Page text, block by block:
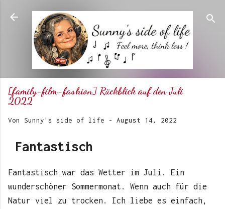
Direkt zum Hauptbereich
[family-film-fashion] Rückblick auf den Juli
2022
Von Sunny's side of life - August 14, 2022
Fantastisch
Fantastisch war das Wetter im Juli. Ein
wunderschöner Sommermonat. Wenn auch für die
Natur viel zu trocken. Ich liebe es einfach,